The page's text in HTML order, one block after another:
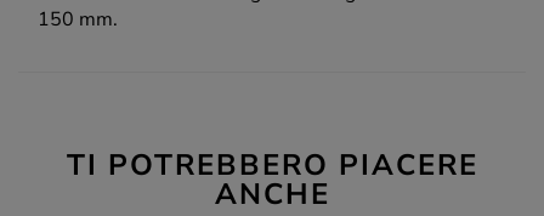
150 mm.
TI POTREBBERO PIACERE
ANCHE